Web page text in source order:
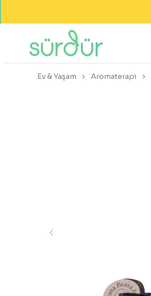
Ev & Yaşam Aromaterapi